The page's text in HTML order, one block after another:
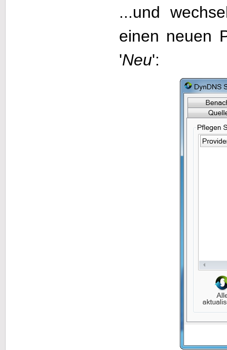
...und
einen neuen
'Neu':